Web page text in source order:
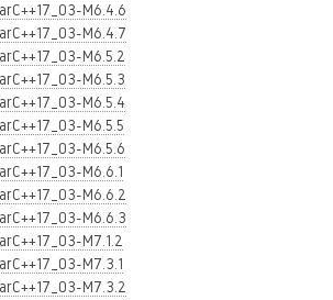
M6.4.6
M6.4.7
M6.5.2
M6.5.3
M6.5.4
M6.5.5
M6.5.6
M6.6.1
M6.6.2
M6.6.3
M7.1.2
M7.3.1
M7.3.2